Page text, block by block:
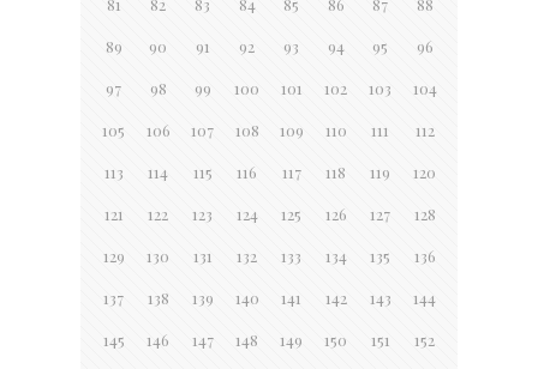
89 90 91 92 93 94 95 96
97 98 99 100 101 102 103 104
105 106 107 108 109 110 111 112
113 114 115 116 117 118 119 120
121 122 123 124 125 126 127 128
129 130 131 132 133 134 135 136
137 138 139 140 141 142 143 144
145 146 147 148 149 150 151 152